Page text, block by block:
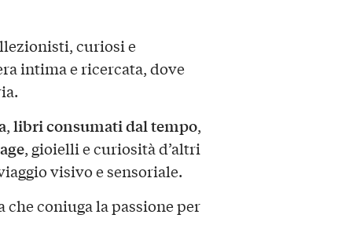
curiosi e
intima e ricercata, dove
,libri consumati dal tempo,
, gioielli e curiosità d’altri
visivo e sensoriale.
che coniuga la passione per